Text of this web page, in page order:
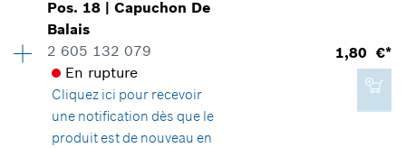
0,76 €*
*Tous les prix sont TTC hors frais de port
Disponibilité 1
Groupe de prix
Informations pièces détachées
Adaptable sur outils
Positionner dans la vue éclatée
Pos. 18 |Capuchon De
Balais
2 605 132 079
En rupture
Cliquez ici pour recevoir
une notification dès que le
produit est de nouveau en
1,80 €*